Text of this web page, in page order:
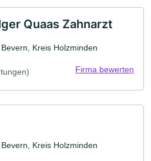
Quaas Zahnarzt
Kreis Holzminden
Firma bewerten
Kreis Holzminden